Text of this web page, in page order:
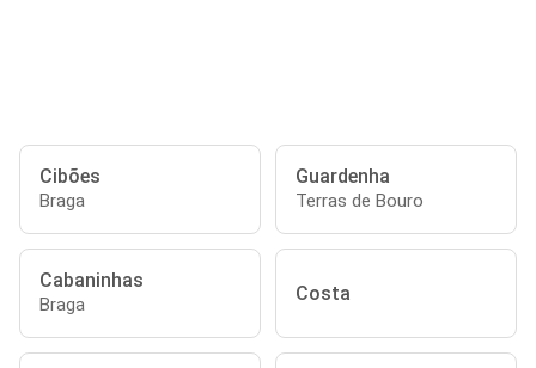
Cibões
Braga
Guardenha
Terras de Bouro
Cabaninhas
Braga Costa